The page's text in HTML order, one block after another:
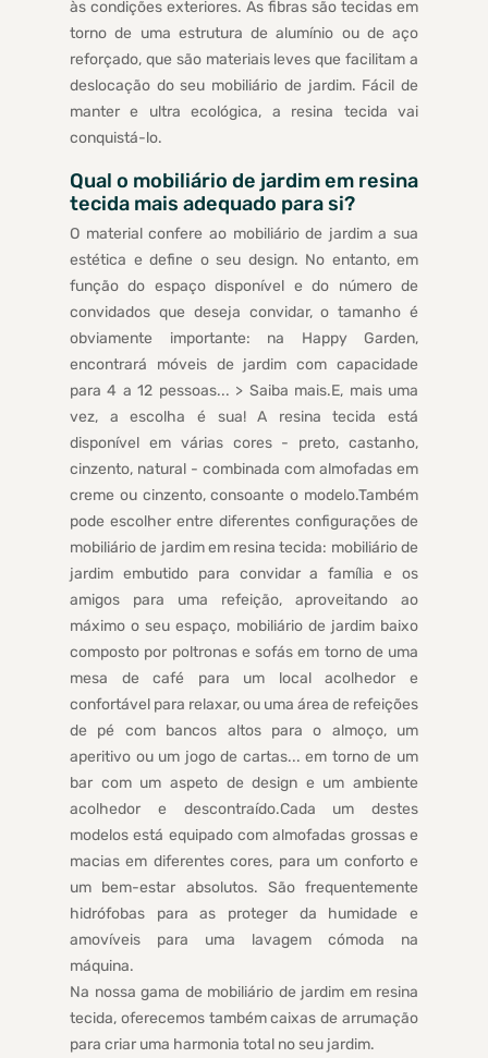
às condições exteriores. As fibras são tecidas em
torno de uma estrutura de alumínio ou de aço
reforçado, que são materiais leves que facilitam a
deslocação do seu mobiliário de jardim. Fácil de
manter e ultra ecológica, a resina tecida vai
conquistá-lo.
Qual o mobiliário de jardim em resina
tecida mais adequado para si?
O material confere ao mobiliário de jardim a sua
estética e define o seu design. No entanto, em
função do espaço disponível e do número de
convidados que deseja convidar, o tamanho é
obviamente importante: na Happy Garden,
encontrará móveis de jardim com capacidade
para 4 a 12 pessoas... > Saiba mais.E, mais uma
vez, a escolha é sua! A resina tecida está
disponível em várias cores - preto, castanho,
cinzento, natural - combinada com almofadas em
creme ou cinzento, consoante o modelo.Também
pode escolher entre diferentes configurações de
mobiliário de jardim em resina tecida: mobiliário de
jardim embutido para convidar a família e os
amigos para uma refeição, aproveitando ao
máximo o seu espaço, mobiliário de jardim baixo
composto por poltronas e sofás em torno de uma
mesa de café para um local acolhedor e
confortável para relaxar, ou uma área de refeições
de pé com bancos altos para o almoço, um
aperitivo ou um jogo de cartas... em torno de um
bar com um aspeto de design e um ambiente
acolhedor e descontraído.Cada um destes
modelos está equipado com almofadas grossas e
macias em diferentes cores, para um conforto e
um bem-estar absolutos. São frequentemente
hidrófobas para as proteger da humidade e
amovíveis para uma lavagem cómoda na
máquina.
Na nossa gama de mobiliário de jardim em resina
tecida, oferecemos também caixas de arrumação
para criar uma harmonia total no seu jardim.